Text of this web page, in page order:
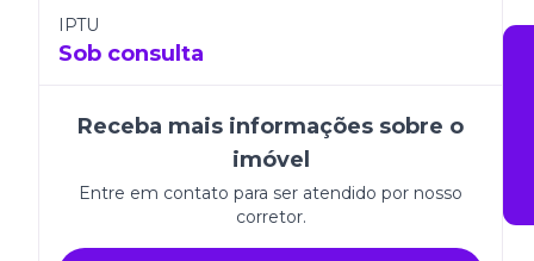
IPTU
Sob consulta
Receba mais informações sobre o
imóvel
Entre em contato para ser atendido por nosso
corretor.